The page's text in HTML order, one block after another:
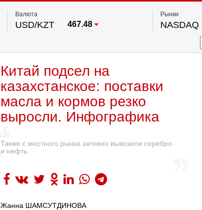
Валюта
USD/KZT 467.48
Рынки
NASDAQ
FTSE 100
NYSE
Китай подсел на
казахстанское: поставки
масла и кормов резко
выросли. Инфографика
Также с местного рынка активно вывозили серебро
и нефть
Жанна ШАМСУТДИНОВА